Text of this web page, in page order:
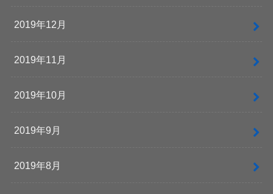
2019年12月
2019年11月
2019年10月
2019年9月
2019年8月